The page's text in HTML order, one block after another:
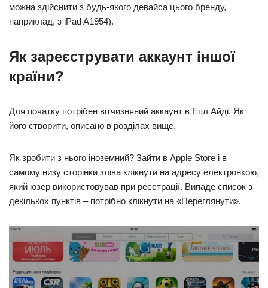
можна здійснити з будь-якого девайса цього бренду,
наприклад, з iPad A1954).
Як зареєструвати аккаунт іншої
країни?
Для початку потрібен вітчизняний аккаунт в Епл Айді. Як
його створити, описано в розділах вище.
Як зробити з нього іноземний? Зайти в Apple Store і в
самому низу сторінки зліва клікнути на адресу електронкою,
який юзер використовував при реєстрації. Випаде список з
декількох пунктів – потрібно клікнути на «Переглянути».